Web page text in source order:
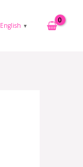
English ▼